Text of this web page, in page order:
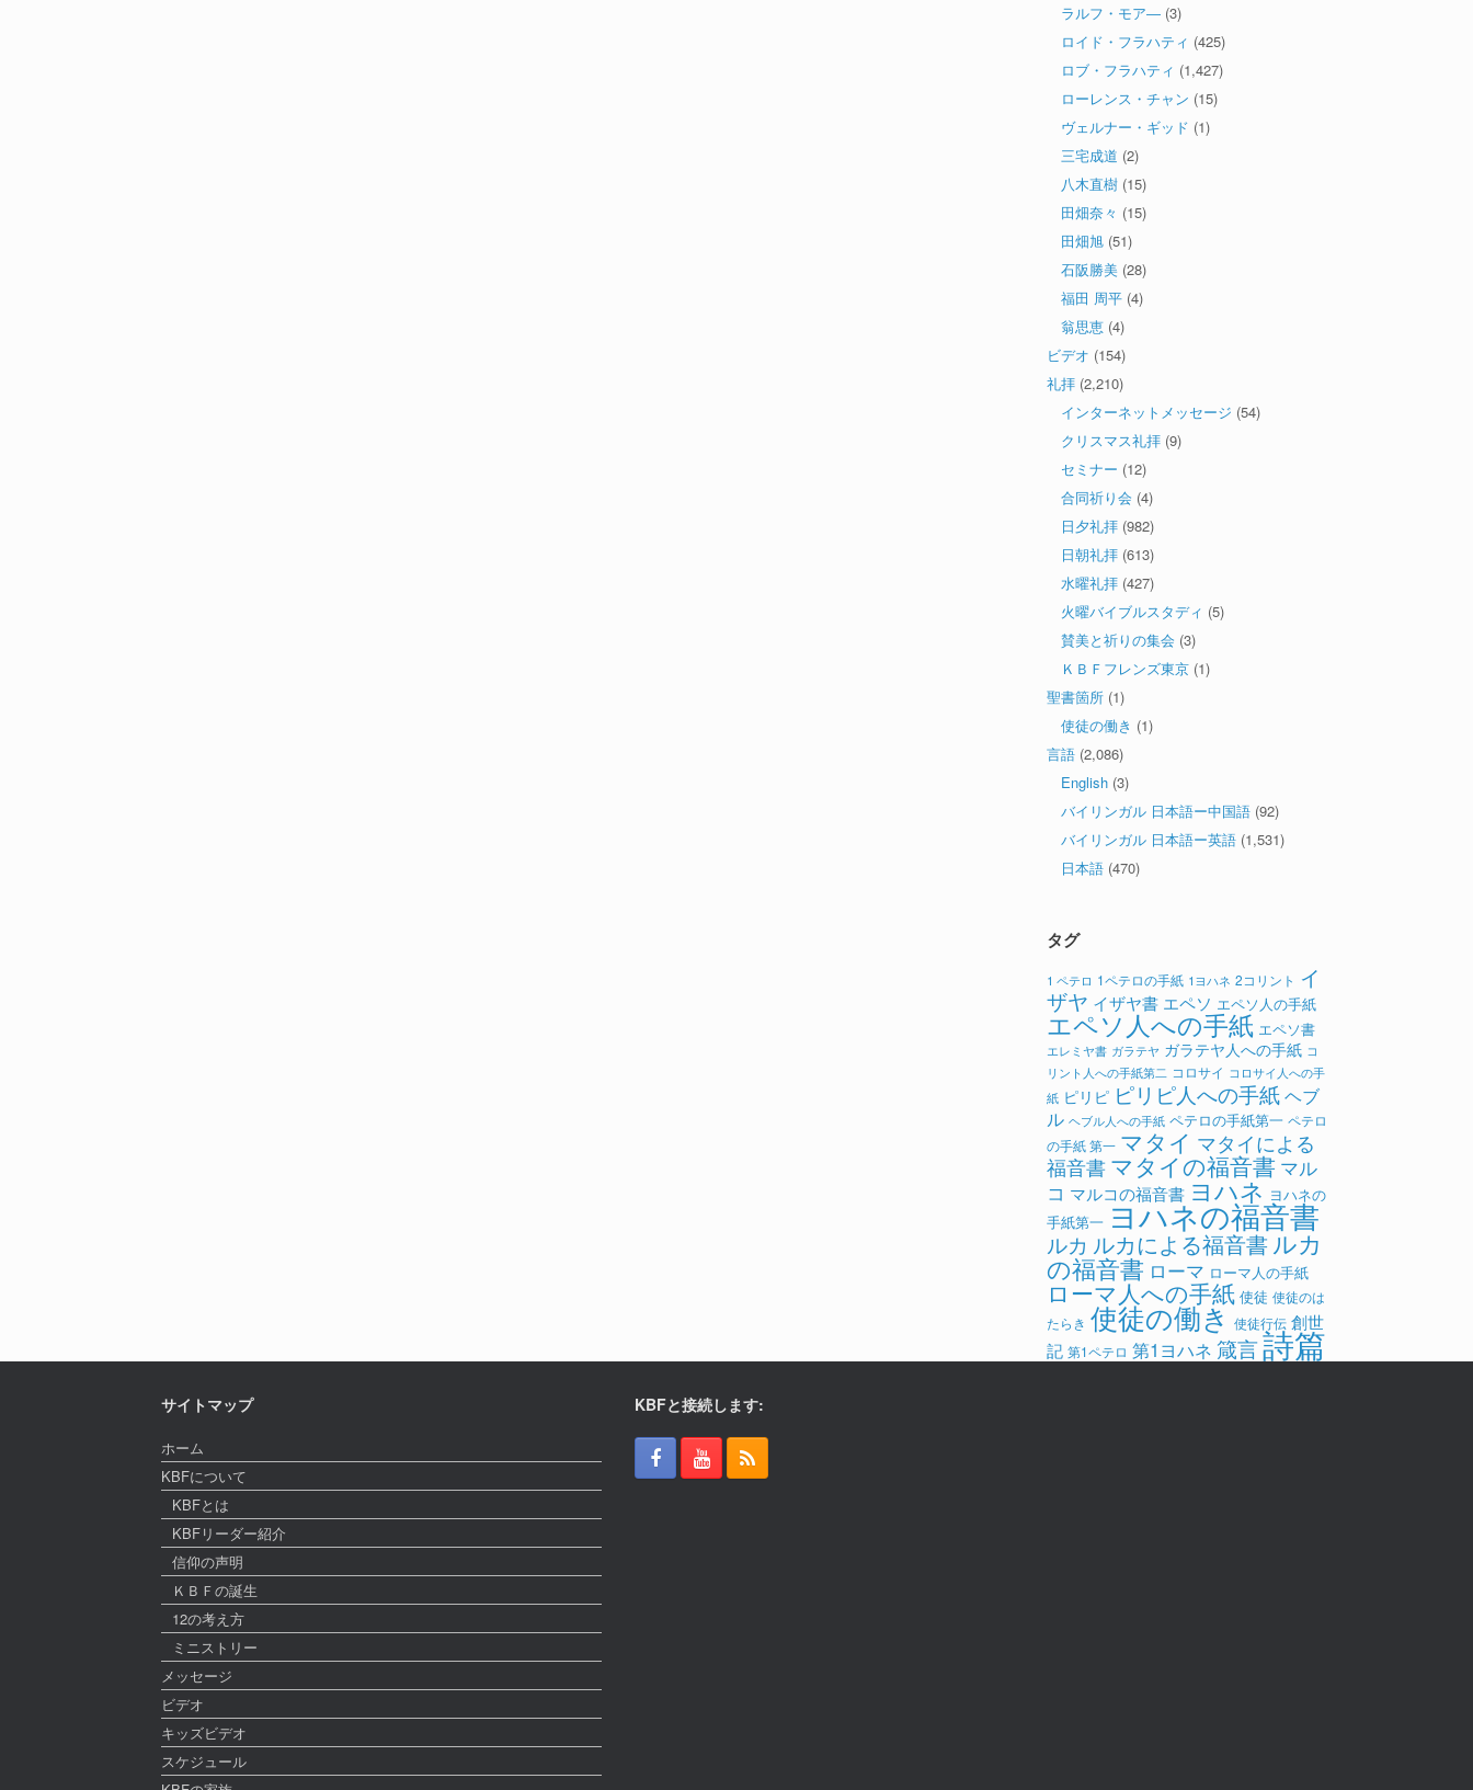
ラルフ・モア― (3)
ロイド・フラハティ (425)
ロブ・フラハティ (1,427)
ローレンス・チャン (15)
ヴェルナー・ギッド (1)
三宅成道 (2)
八木直樹 (15)
田畑奈々 (15)
田畑旭 (51)
石阪勝美 (28)
福田 周平 (4)
翁思恵 (4)
ビデオ (154)
礼拝 (2,210)
インターネットメッセージ (54)
クリスマス礼拝 (9)
セミナー (12)
合同祈り会 (4)
日夕礼拝 (982)
日朝礼拝 (613)
水曜礼拝 (427)
火曜バイブルスタディ (5)
賛美と祈りの集会 (3)
ＫＢＦフレンズ東京 (1)
聖書箇所 (1)
使徒の働き (1)
言語 (2,086)
English (3)
バイリンガル 日本語ー中国語 (92)
バイリンガル 日本語ー英語 (1,531)
日本語 (470)
タグ
1 ペテロ 1ペテロの手紙 1ヨハネ 2コリント イ
ザヤ イザヤ書 エペソ エペソ人の手紙
エペソ人への手紙 エペソ書
エレミヤ書 ガラテヤ ガラテヤ人への手紙 コ
リント人への手紙第二 コロサイ コロサイ人への手
紙 ピリピ ピリピ人への手紙ヘブ
ル ヘブル人への手紙 ペテロの手紙第一 ペテロ
の手紙 第一 マタイ マタイによる
福音書 マタイの福音書 マル
コ マルコの福音書 ヨハネ ヨハネの
手紙第一 ヨハネの福音書
ルカ ルカによる福音書ルカ
の福音書 ローマ ローマ人の手紙
ローマ人への手紙 使徒 使徒のは
たらき 使徒の働き 使徒行伝 創世
記 第1ペテロ 第1ヨハネ 箴言詩篇
サイトマップ
ホーム
KBFについて
KBFとは
KBFリーダー紹介
信仰の声明
ＫＢＦの誕生
12の考え方
ミニストリー
メッセージ
ビデオ
キッズビデオ
スケジュール
KBFと接続します: